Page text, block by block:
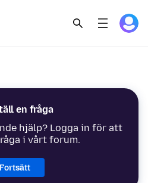
en fråga
hjälp? Logga in för att
i vårt forum.
Fortsätt